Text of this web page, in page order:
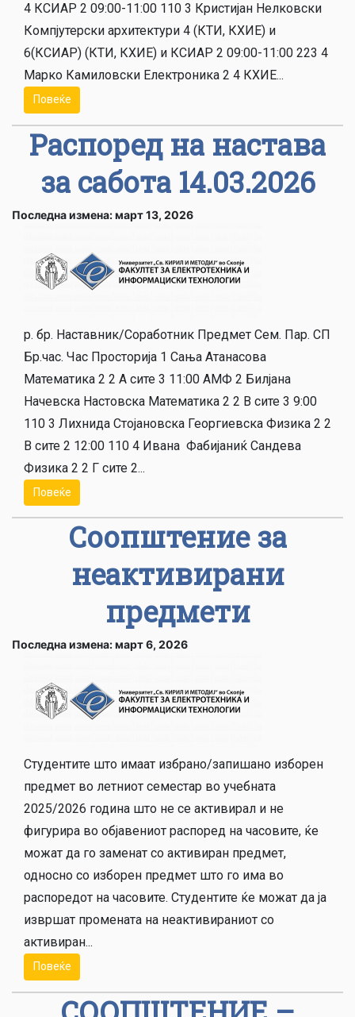
4 КСИАР 2 09:00-11:00 110 3 Кристијан Нелковски
Компјутерски архитектури 4 (КТИ, КХИЕ) и
6(КСИАР) (КТИ, КХИЕ) и КСИАР 2 09:00-11:00 223 4
Марко Камиловски Електроника 2 4 КХИЕ...
Повеќе
Распоред на настава
за сабота 14.03.2026
Последна измена: март 13, 2026
р. бр. Наставник/Соработник Предмет Сем. Пар. СП
Бр.час. Час Просторија 1 Сања Атанасова
Математика 2 2 А сите 3 11:00 АМФ 2 Билјана
Начевска Настовска Математика 2 2 В сите 3 9:00
110 3 Лихнида Стојановска Георгиевска Физика 2 2
В сите 2 12:00 110 4 Ивана Фабијаниќ Сандева
Физика 2 2 Г сите 2...
Повеќе
Соопштение за
неактивирани
предмети
Последна измена: март 6, 2026
Студентите што имаат избрано/запишано изборен
предмет во летниот семестар во учебната
2025/2026 година што не се активирал и не
фигурира во објавениот распоред на часовите, ќе
можат да го заменат со активиран предмет,
односно со изборен предмет што го има во
распоредот на часовите. Студентите ќе можат да ја
извршат промената на неактивираниот со
активиран...
Повеќе